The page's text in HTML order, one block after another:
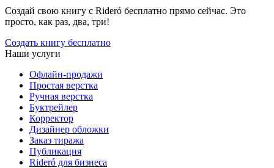
Создай свою книгу с Rideró бесплатно прямо сейчас. Это
просто, как раз, два, три!
Создать книгу бесплатно
Наши услуги
Офлайн-продажи
Простая верстка
Ручная верстка
Буктрейлер
Корректор
Дизайнер обложки
Заказ тиража
Публикация
Rideró для бизнеса